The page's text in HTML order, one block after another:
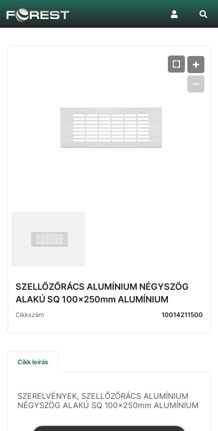
SZELLŐZŐRÁCS ALUMÍNIUM NÉGYSZÖG
ALAKÚ SQ 100x250mm ALUMÍNIUM
Cikkszám 10014211500
Cikk leírás
SZERELVÉNYEK, SZELLŐZŐRÁCS ALUMÍNIUM
NÉGYSZÖG ALAKÚ SQ 100x250mm ALUMÍNIUM